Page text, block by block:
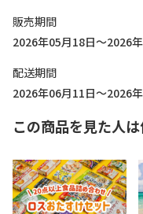
販売期間
2026年05月18日～2026
配送期間
2026年06月11日～2026
この商品を見た人